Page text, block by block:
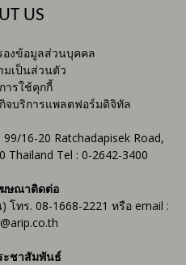
US
งข้อมูลส่วนบุคคล
มเป็นส่วนตัว
ารใช้คุกกี้
จบริการแพลตฟอร์มดิจิทัล
16-20 Ratchadapisek Road,
Thailand Tel : 0-2642-3400
ษณาติดต่อ
ร. 08-1668-2221 หรือ email :
ะชาสัมพันธ์